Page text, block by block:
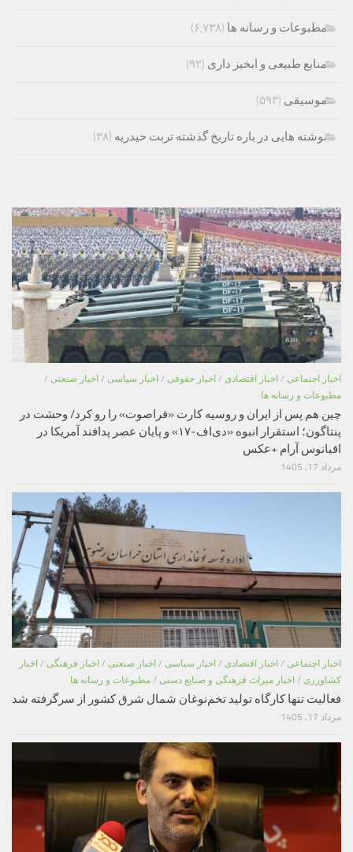
مطبوعات و رسانه ها (۶,۷۳۸)
منابع طبیعی و ابخیز داری (۹۲)
موسیقی (۵۹۳)
نوشته هایی در باره تاریخ گذشته تربت حیدریه (۳۸)
اخبار اجتماعی / اخبار اقتصادی / اخبار حقوقی / اخبار سیاسی / اخبار صنعتی /
مطبوعات و رسانه ها
چین هم پس از ایران و روسیه کارت «فراصوت» را رو کرد/ وحشت در
پنتاگون؛ استقرار انبوه «دی‌اف‑۱۷» و پایان عصر پدافند آمریکا در
اقیانوس آرام +عکس
مرداد 17, 1405
اخبار اجتماعی / اخبار اقتصادی / اخبار سیاسی / اخبار صنعتی / اخبار فرهنگی / اخبار
کشاورزی / اخبار میراث فرهنگی و صنایع دستی / مطبوعات و رسانه ها
فعالیت تنها کارگاه تولید تخم‌نوغان شمال شرق کشور از سرگرفته شد
مرداد 17, 1405